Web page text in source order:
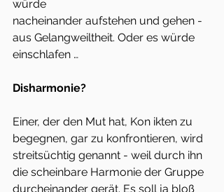
würde
nacheinander aufstehen und gehen -
aus Gelangweiltheit. Oder es würde
einschlafen …
Disharmonie?
Einer, der den Mut hat, Kon ikten zu
begegnen, gar zu konfrontieren, wird
streitsüchtig genannt - weil durch ihn
die scheinbare Harmonie der Gruppe
durcheinander gerät. Es soll ja bloß